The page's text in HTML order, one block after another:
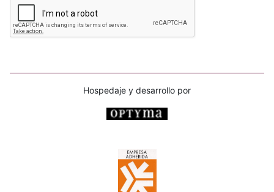
Hospedaje y desarrollo por